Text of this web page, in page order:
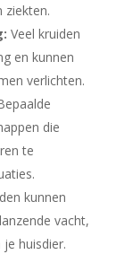
ziekten.
Veel kruiden
en kunnen
verlichten.
die
te
kunnen
vacht,
huisdier.